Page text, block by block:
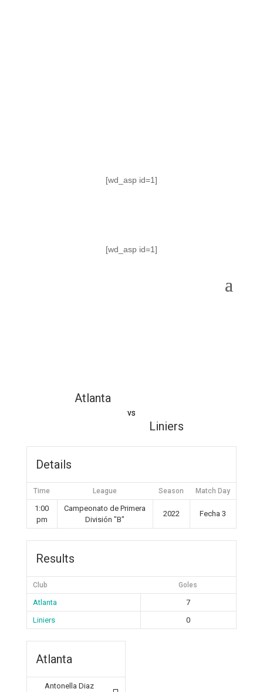
[wd_asp id=1]
[wd_asp id=1]
Atlanta
vs
Liniers
Details
Time League Season Match Day
1:00
pm
Campeonato de Primera
División "B"
2022 Fecha 3
Results
Club Goles
Atlanta
7
Liniers
0
Atlanta
Antonella Diaz